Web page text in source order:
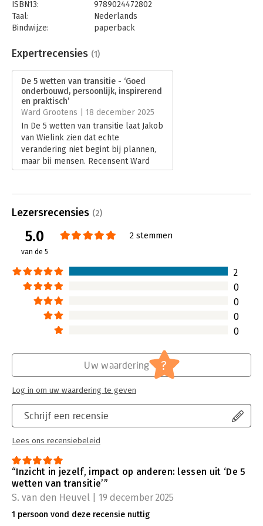
Leiderschap gaat over hoofd, lijf, hart en ziel. Dat maakt dit
boek op uitnodigende wijze duidelijk.
Burger, Center for Executive Coaching Vrije Universiteit
ISBN13:
9789024472802
Taal:
Nederlands
Bindwijze:
paperback
Uitgever:
Boom
Verschijningsdatum:
7-11-2025
Hoofdrubriek: Verandermanagement
Expertrecensies (1)
De 5 wetten van transitie - ‘Goed
onderbouwd, persoonlijk, inspirerend
en praktisch’
Ward Grootens | 18 december 2025
In De 5 wetten van transitie laat Jakob
van Wielink zien dat echte
verandering niet begint bij plannen,
maar bij mensen. Recensent Ward
Grootens beschrijft het boek als een
onderbouwd leiderschapshandboek
dat inzicht geeft in transitie, mens-
zijn en de rol van leiderschap in
tijden van verandering.
Lees verder
Lezersrecensies (2)
5.0
van de 5
2 stemmen
2
0
0
0
0
Schrijf een recensie
Lees ons recensiebeleid
Uw waardering ?
Log in om uw waardering te geven
“Inzicht in jezelf, impact op anderen: lessen uit ‘De 5
wetten van transitie’”
S. van den Heuvel | 19 december 2025
1 persoon vond deze recensie nuttig